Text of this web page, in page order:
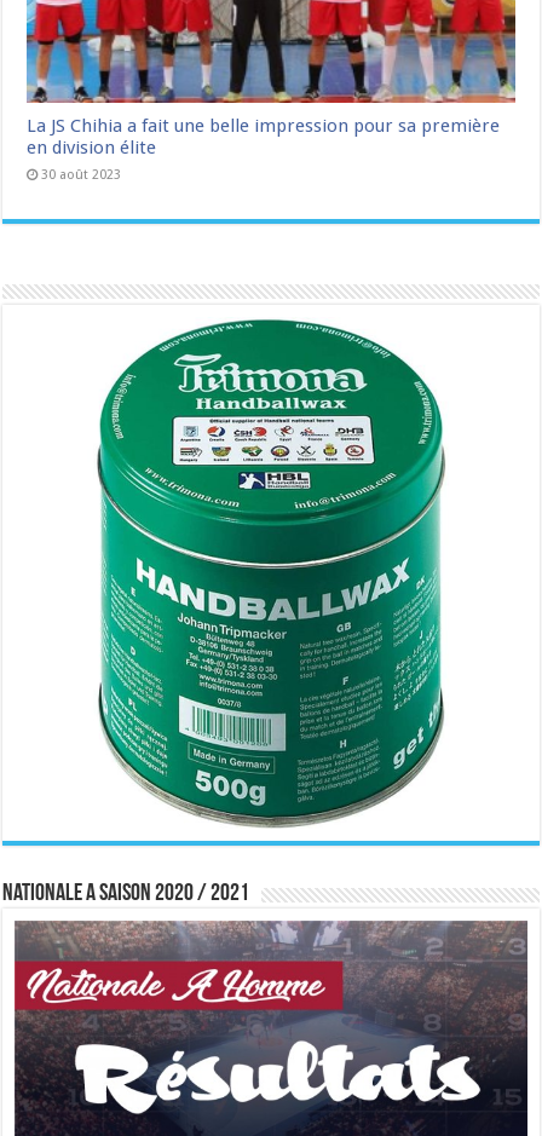
La JS Chihia a fait une belle impression pour sa première
en division élite
30 août 2023
Nationale A saison 2020 / 2021